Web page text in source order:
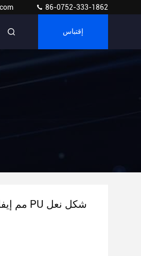
86-0752-333-1862
إقتباس